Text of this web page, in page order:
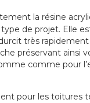
la résine
de projet. Elle
très
préservant ainsi
comme pour
pour les toitures